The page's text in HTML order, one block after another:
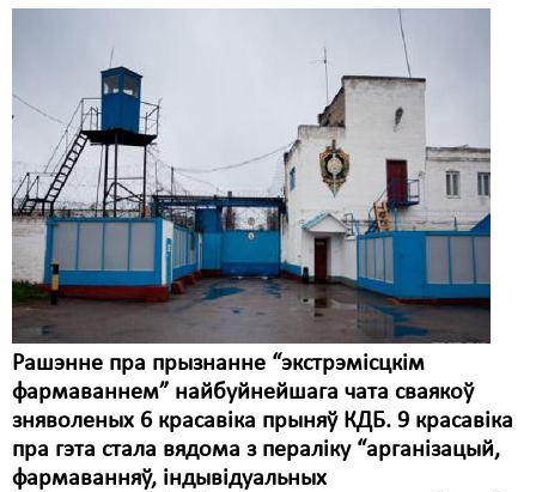
Рашэнне пра прызнанне “экстрэмісцкім
фармаваннем” найбуйнейшага чата сваякоў
зняволеных 6 красавіка прыняў КДБ. 9 красавіка
пра гэта стала вядома з пераліку “арганізацый,
фармаванняў, індывідуальных